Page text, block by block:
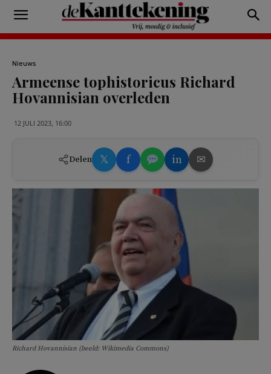
Nieuws
Armeense tophistoricus Richard
Hovannisian overleden
12 JULI 2023, 16:00
Delen 𝕏 f in ✉
Richard Hovannisian (beeld: Wikimedia Commons)